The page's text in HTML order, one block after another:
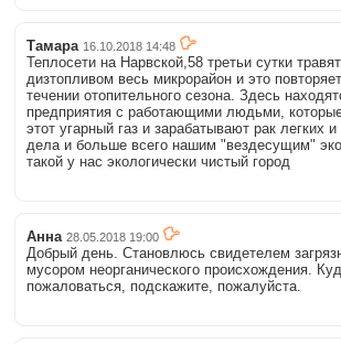
Тамара 16.10.2018 14:48
Теплосети на Нарвской,58 третьи сутки
дизтопливом весь микрорайон и это
течении отопительного сезона. Здесь
предприятия с работающими людьми,
этот угарный газ и зарабатывают рак легких
дела и больше всего нашим "вездесущим"
такой у нас экологически чистый город
Анна 28.05.2018 19:00
Добрый день. Становлюсь свидетелем
мусором неорганического происхождения.
пожаловаться, подскажите, пожалуйста.